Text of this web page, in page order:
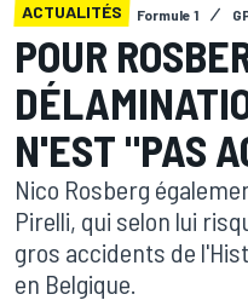
ACTUALITÉS Formule 1
POUR
N'EST "PAS
Nico Rosberg
Pirelli, qui selon lui
gros accidents de
en Belgique.